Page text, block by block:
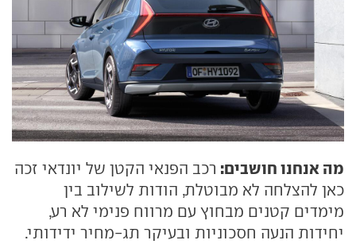
מה אנחנו חושבים: רכב הפנאי הקטן של יונדאי זכה
כאן להצלחה לא מבוטלת, הודות לשילוב בין
מימדים קטנים מבחוץ עם מרווח פנימי לא רע,
יחידות הנעה חסכוניות ובעיקר תג-מחיר ידידותי.